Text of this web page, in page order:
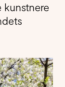
kunstnere